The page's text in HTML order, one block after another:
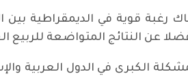
رغبة قوية في الديمقراطية
عن النتائج المتواضعة للربيع
الكبرى في الدول العربية